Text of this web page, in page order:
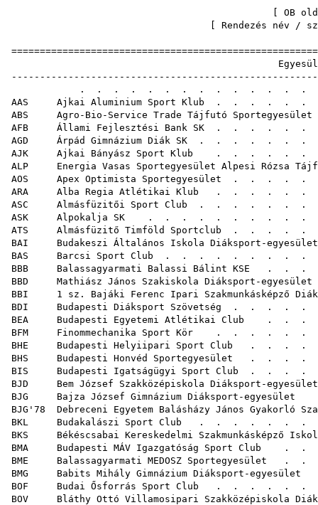
OB
[ Rendezés név /
. . . . . . . . . . .
AAS Ajkai Aluminium Sport Klub . . . . .
ABS Agro-Bio-Service Trade Tájfutó Sportegyesület
AFB Állami Fejlesztési Bank SK . . . . . . .
AGD Árpád Gimnázium Diák SK . . . . . . . .
AJK Ajkai Bányász Sport Klub . . . . . .
ALP Energia Vasas Sportegyesület Alpesi Rózsa
AOS Apex Optimista Sportegyesület . . . . .
ARA Alba Regia Atlétikai Klub . . . . . . . .
ASC Almásfüzitői Sport Club . . . . . . . .
ASK Alpokalja SK . . . . . . . . . . . .
ATS Almásfüzitő Timföld Sportclub . . . . . .
BAI Budakeszi Általános Iskola Diáksport-egyesület
BAS Barcsi Sport Club . . . . . . . . .
BBB Balassagyarmati Balassi Bálint KSE . .
BBD Mathiász János Szakiskola Diáksport-egyesület
BBI 1 sz. Bajáki Ferenc Ipari Szakmunkásképző
BDI Budapesti Diáksport Szövetség . . . .
BEA Budapesti Egyetemi Atlétikai Club . . . .
BFM Finommechanika Sport Kör . . . . . . .
BHE Budapesti Helyiipari Sport Club . . . . .
BHS Budapesti Honvéd Sportegyesület . . . . .
BIS Budapesti Igatságügyi Sport Club . . . .
BJD Bem József Szakközépiskola Diáksport-egyesület
BJG Bajza József Gimnázium Diáksport-egyesület
BJG'78 Debreceni Egyetem Balásházy János Gyakorló
BKL Budakalászi Sport Club . . . . .
BKS Békéscsabai Kereskedelmi Szakmunkásképző
BMA Budapesti MÁV Igazgatóság Sport Club . . .
BME Balassagyarmati MEDOSZ Sportegyesület . . .
BMG Babits Mihály Gimnázium Diáksport-egyesület
BOF Budai Ősforrás Sport Club . . . . .
BOV Bláthy Ottó Villamosipari Szakközépiskola